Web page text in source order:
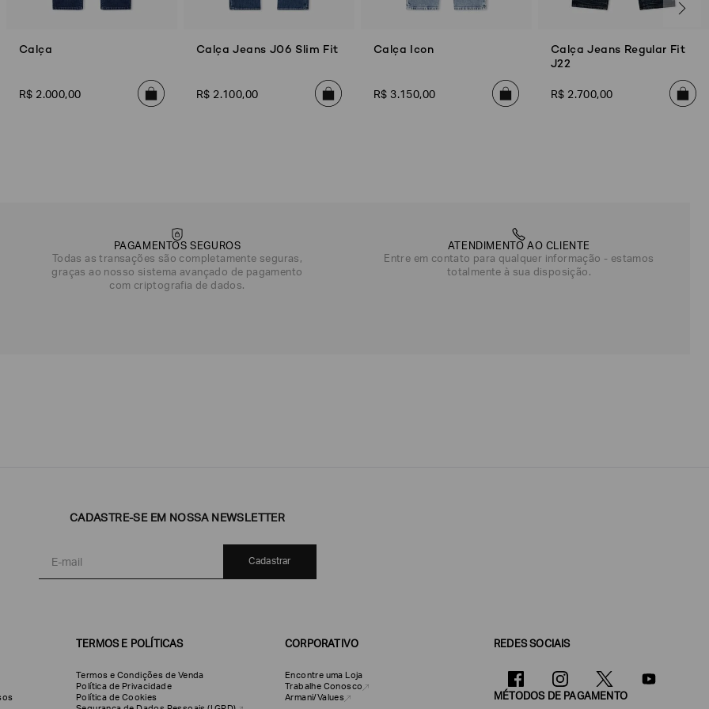
Calça
R$ 2.000,00
Calça Jeans J06 Slim Fit
R$ 2.100,00
Calça Icon
R$ 3.150,00
Calça Jeans Regular Fit
J22
R$ 2.700,00
PAGAMENTOS SEGUROS
Todas as transações são completamente seguras,
graças ao nosso sistema avançado de pagamento
com criptografia de dados.
ATENDIMENTO AO CLIENTE
Entre em contato para qualquer informação - estamos
totalmente à sua disposição.
CADASTRE-SE EM NOSSA NEWSLETTER
Cadastrar
TERMOS E POLÍTICAS
Termos e Condições de Venda
Política de Privacidade
Política de Cookies
CORPORATIVO
Encontre uma Loja
Trabalhe Conosco
Armani/Values
REDES SOCIAIS
MÉTODOS DE PAGAMENTO
EA7
Armani
Masculinos